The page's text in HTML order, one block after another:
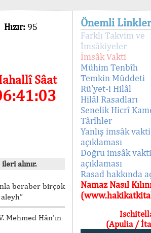
Hızır: 95
Sâat
alınır.
beraber birçok
Hân’ın
Önemli Linkler
Farklı Takvim ve
İmsâkiyeler
İmsâk Vakti
Mühim Tenbîh
Temkin Müddeti
Rü'yet-i Hilâl
Hilâl Rasadları
Senelik Hicrî
Târîhler
Yanlış imsâk vakti
açıklaması
Doğru imsâk vakti
açıklaması
Rasad hakkında
Namaz Nasıl
(Apulia /